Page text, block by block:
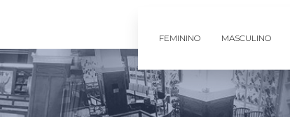
FEMININO MASCULINO